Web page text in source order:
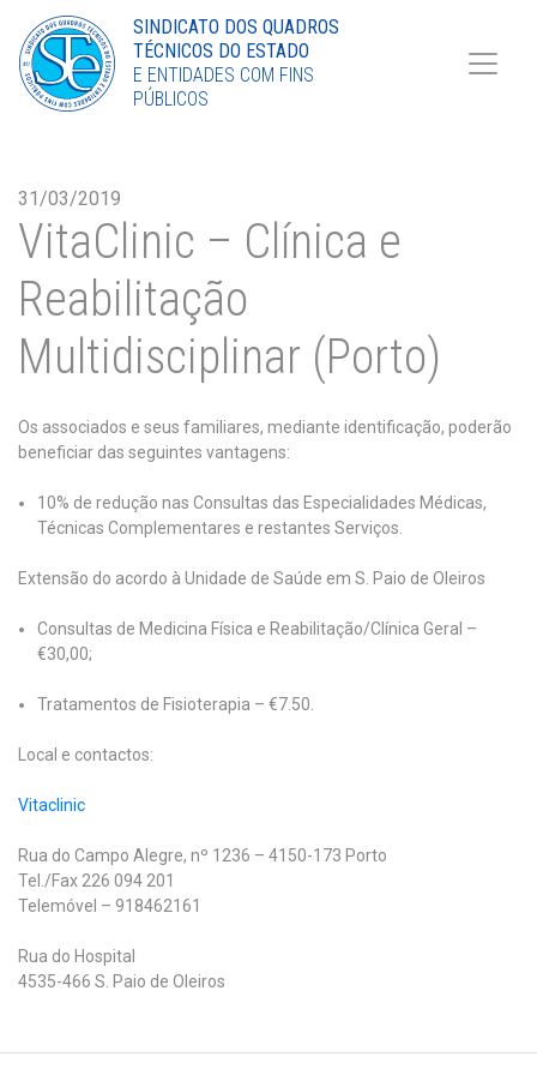
Torne-se Sócio
LinkedIn
SINDICATO DOS QUADROS
TÉCNICOS DO ESTADO
E ENTIDADES COM FINS
PÚBLICOS
31/03/2019
VitaClinic – Clínica e
Reabilitação
Multidisciplinar (Porto)
Os associados e seus familiares, mediante identificação, poderão
beneficiar das seguintes vantagens:
10% de redução nas Consultas das Especialidades Médicas,
Técnicas Complementares e restantes Serviços.
Extensão do acordo à Unidade de Saúde em S. Paio de Oleiros
Consultas de Medicina Física e Reabilitação/Clínica Geral –
€30,00;
Tratamentos de Fisioterapia – €7.50.
Local e contactos:
Vitaclinic
Rua do Campo Alegre, nº 1236 – 4150-173 Porto
Tel./Fax 226 094 201
Telemóvel – 918462161
Rua do Hospital
4535-466 S. Paio de Oleiros